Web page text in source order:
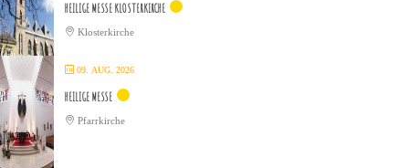
HEILIGE MESSE KLOSTERKIRCHE
Klosterkirche
09. AUG. 2026
HEILIGE MESSE
Pfarrkirche